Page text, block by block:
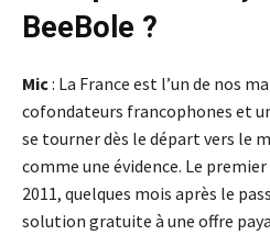
BeeBole ?
Mic: La France est l’un de nos
cofondateurs francophones et
se tourner dès le départ vers le
comme une évidence. Le
2011, quelques mois après le
solution gratuite à une offre